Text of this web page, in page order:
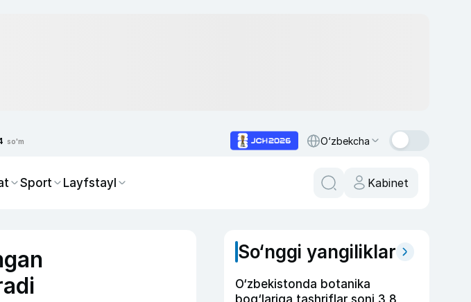
so'm O‘zbekcha
Sport Layfstayl Kabinet
So‘nggi yangiliklar
O‘zbekistonda botanika
bog‘lariga tashriflar soni 3,8